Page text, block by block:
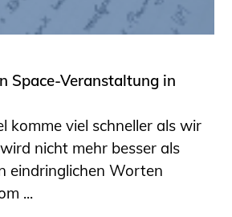
Space-Veranstaltung in
komme viel schneller als wir
nicht mehr besser als
eindringlichen Worten
...